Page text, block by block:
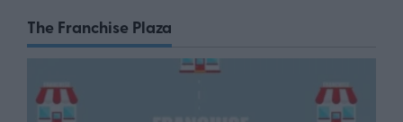
The Franchise Plaza